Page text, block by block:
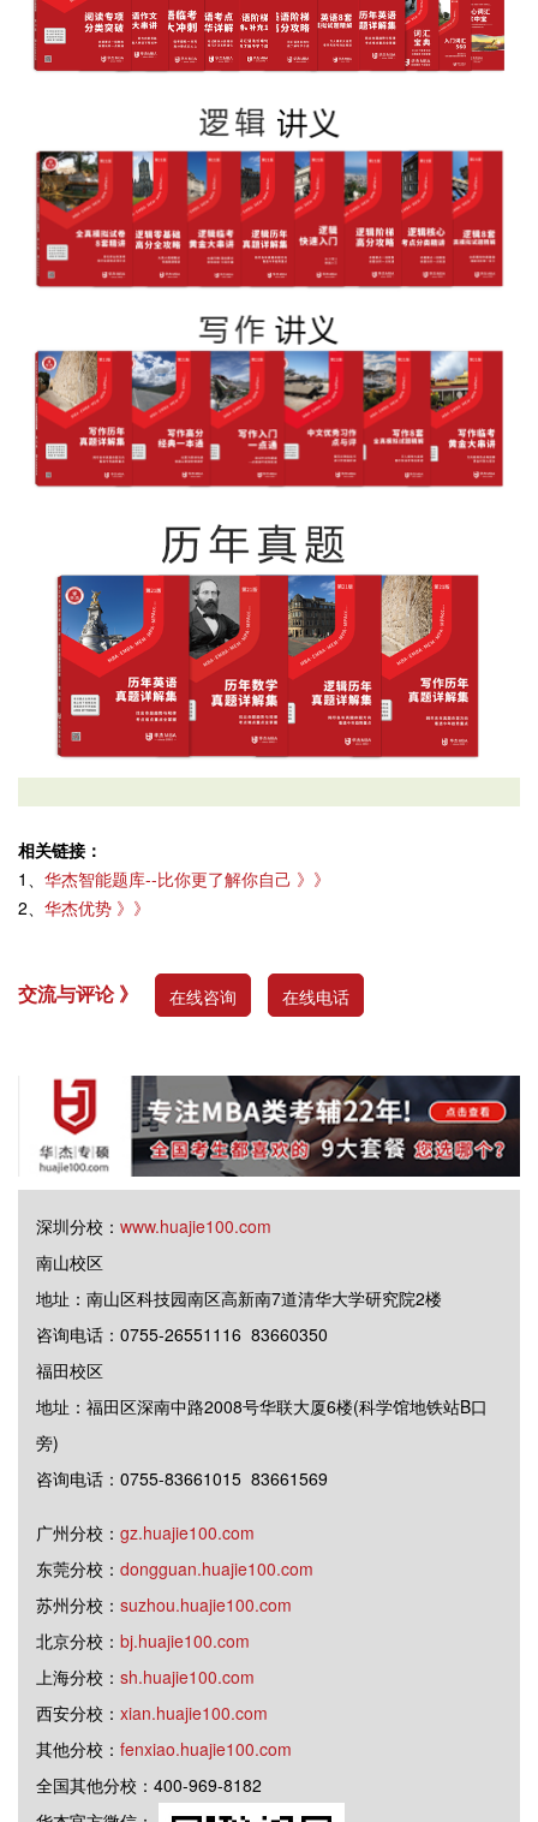
相关链接：
1、 华杰智能题库--比你更了解你自己 》》
2、 华杰优势 》》
交流与评论 》 在线咨询 在线电话
深圳分校： www.huajie100.com
南山校区
地址：南山区科技园南区高新南7道清华大学研究院2楼
咨询电话：0755-26551116 83660350
福田校区
地址：福田区深南中路2008号华联大厦6楼(科学馆地铁站B口
旁)
咨询电话：0755-83661015 83661569
广州分校： gz.huajie100.com
东莞分校： dongguan.huajie100.com
苏州分校： suzhou.huajie100.com
北京分校： bj.huajie100.com
上海分校： sh.huajie100.com
西安分校： xian.huajie100.com
其他分校： fenxiao.huajie100.com
全国其他分校：400-969-8182